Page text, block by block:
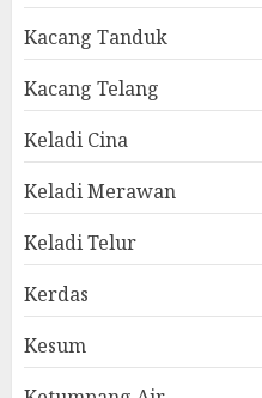
Kacang Tanduk
Kacang Telang
Keladi Cina
Keladi Merawan
Keladi Telur
Kerdas
Kesum